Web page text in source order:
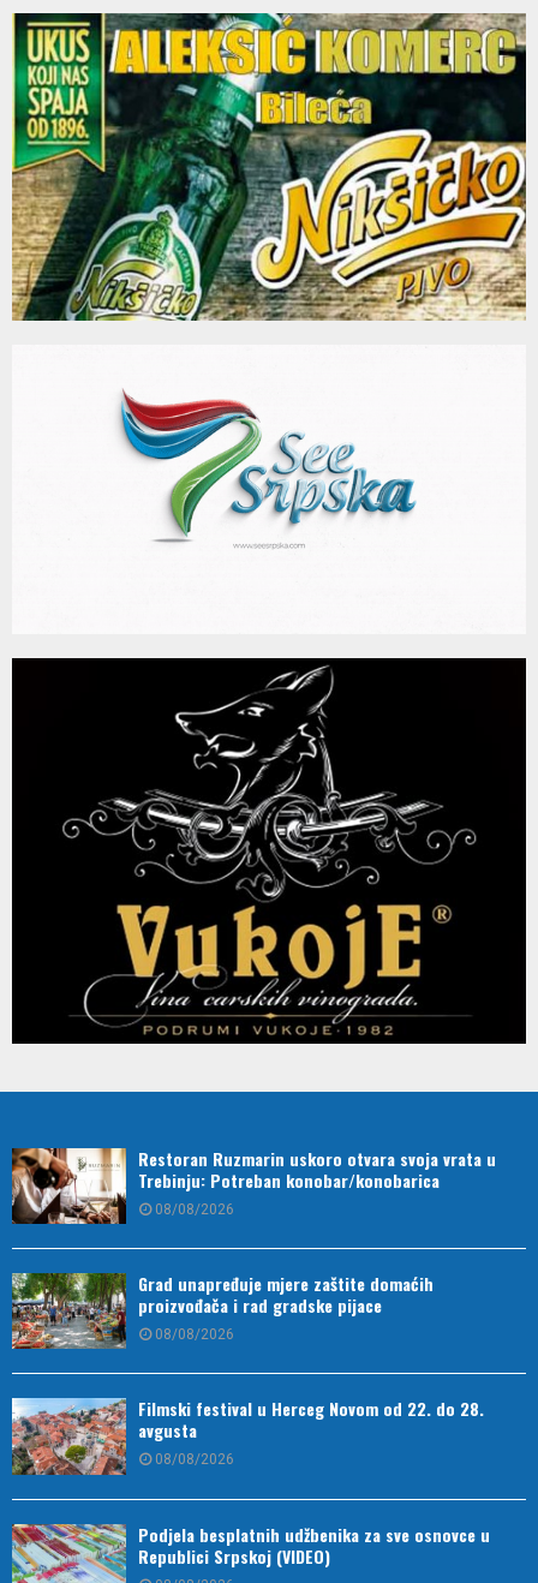
Restoran Ruzmarin uskoro otvara svoja vrata u
Trebinju: Potreban konobar/konobarica
08/08/2026
Grad unapređuje mjere zaštite domaćih
proizvođača i rad gradske pijace
08/08/2026
Filmski festival u Herceg Novom od 22. do 28.
avgusta
08/08/2026
Podjela besplatnih udžbenika za sve osnovce u
Republici Srpskoj (VIDEO)